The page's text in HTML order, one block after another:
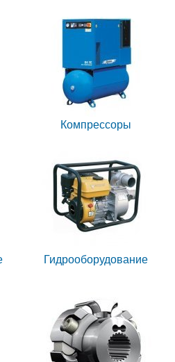
Компрессоры
Гидрооборудование